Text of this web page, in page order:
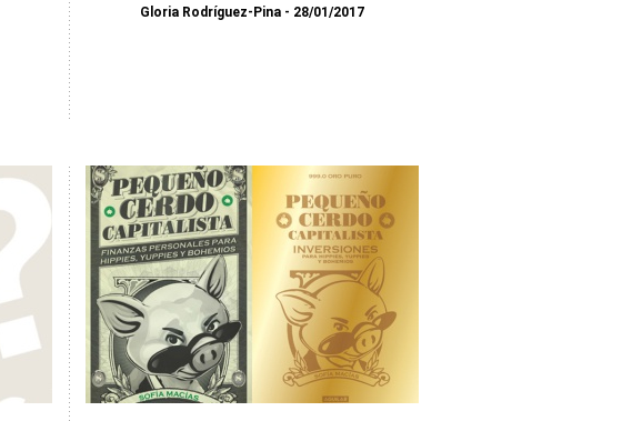
Gloria Rodríguez-Pina 28/01/2017